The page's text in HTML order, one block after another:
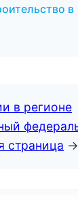
в
в регионе
страница →